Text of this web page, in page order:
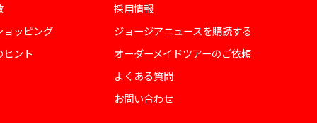
ョッピング
ント
採用情報
ジョージアニュースを購読する
オーダーメイドツアーのご依頼
よくある質問
お問い合わせ